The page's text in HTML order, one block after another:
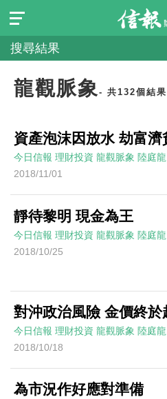
搜尋結果
龍觀脈象- 共132個結果
資產泡沫因放水 劫富濟
今日信報 理財投資 龍觀脈象 陸庭龍
2018/11/01
靜待黎明 現金為王
今日信報 理財投資 龍觀脈象 陸庭龍
2018/10/25
對沖政治風險 金價終於
今日信報 理財投資 龍觀脈象 陸庭龍
2018/10/18
為市況作好應對準備